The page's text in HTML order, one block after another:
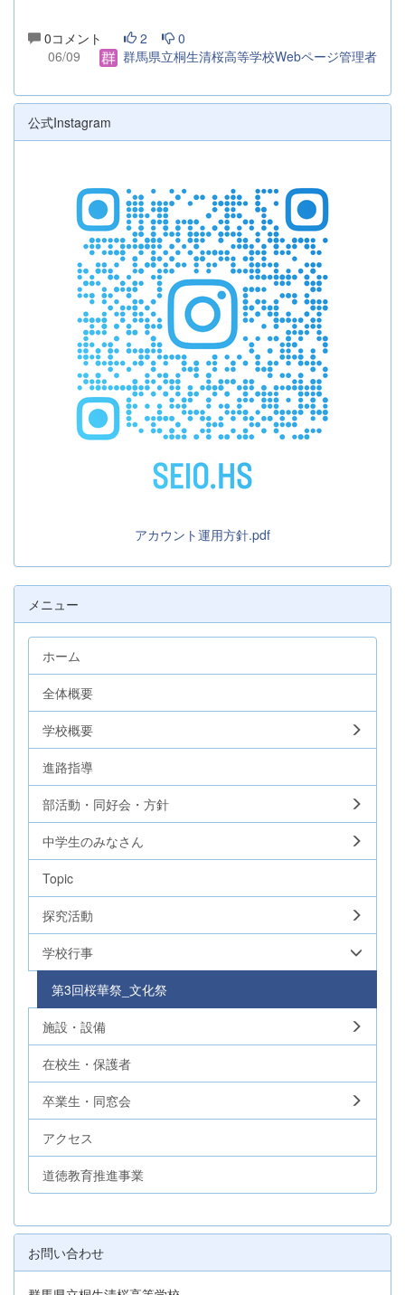
0コメント 2
0
06/09
群馬県立桐生清桜高等学校Webページ管理者
公式Instagram
アカウント運用方針.pdf
メニュー
ホーム
全体概要
学校概要
進路指導
部活動・同好会・方針
中学生のみなさん
Topic
探究活動
学校行事
第3回桜華祭_文化祭
施設・設備
在校生・保護者
卒業生・同窓会
アクセス
道徳教育推進事業
お問い合わせ